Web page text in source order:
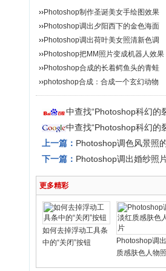
››Photoshop制作圣诞美女手绘图效果
››Photoshop调出夕阳西下的金色海面
››Photoshop调出荷叶美女照清新色调
››Photoshop把MM照片变成机器人效果
››Photoshop合成的长着鳄鱼头的青蛙
››photoshop合成：合成一个玄幻动物
中查找“Photoshop科幻的
中查找“Photoshop科幻的
上一篇： Photoshop调色风景照
下一篇： Photoshop调出婚纱照
更多精彩
如何去掉浮动工具条
中的“关闭”按钮
Photoshop调
质感肤色人物